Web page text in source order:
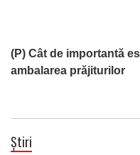
(P) Cât de importantă
ambalarea prăjiturilor
Știri